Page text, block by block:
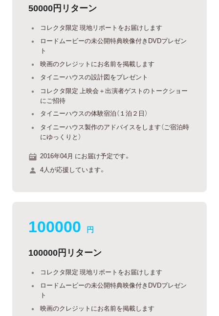
50000円リターン
コレクタ限定 現地リポートをお届けします
ロードムービーの未公開特典映像付きDVDプレゼン
ト
映画のクレジットにお名前を掲載します
タイニーハウスの設計図をプレゼント
コレクタ限定 上映会＋出演者ゲストのトークショー
にご招待
タイニーハウスの体験宿泊（１泊２日）
タイニーハウス製作のアドバイスをします（ご宿泊時
にゆっくりと）
2016年04月 にお届け予定です。
4人が応援しています。
100000 円
100000円リターン
コレクタ限定 現地リポートをお届けします
ロードムービーの未公開特典映像付きDVDプレゼン
ト
映画のクレジットにお名前を掲載します